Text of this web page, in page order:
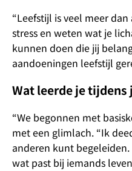
“Leefstijl is veel meer
stress en weten wat je
kunnen doen die jij
aandoeningen leefstijl
Wat leerde je
“We begonnen met
met een glimlach. “Ik
anderen kunt
wat past bij iemands